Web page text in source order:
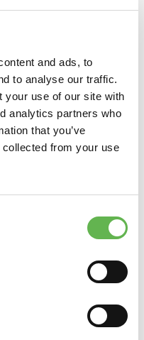
and ads, to
to analyse our traffic.
your use of our site with
analytics partners who
that you’ve
collected from your use
obiettivi e attività di
Perché ci aiutano?
i fattori di successo e
l’acronimo
elementi distintivi e
chi è la
P consideriamo
concorrenza? Quali
il risultato con
relativo indice 80/20?